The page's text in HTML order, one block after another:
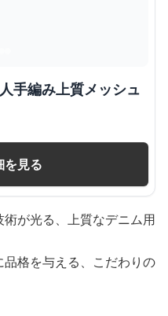
手編み上質メッシュ
を見る
が光る、上質なデニム用
格を与える、こだわりの